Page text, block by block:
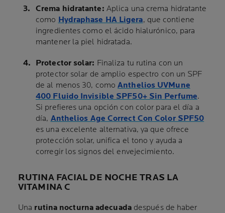
Crema hidratante: Aplica una crema hidratante
como Hydraphase HA Ligera, que contiene
ingredientes como el ácido hialurónico, para
mantener la piel hidratada.
Protector solar: Finaliza tu rutina con un
protector solar de amplio espectro con un SPF
de al menos 30, comoAnthelios UVMune
400 Fluido Invisible SPF50+ Sin Perfume.
Si prefieres una opción con color para el día a
día, Anthelios Age Correct Con Color SPF50
es una excelente alternativa, ya que ofrece
protección solar, unifica el tono y ayuda a
corregir los signos del envejecimiento.
RUTINA FACIAL DE NOCHE TRAS LA
VITAMINA C
Una rutina nocturna adecuadadespués de haber